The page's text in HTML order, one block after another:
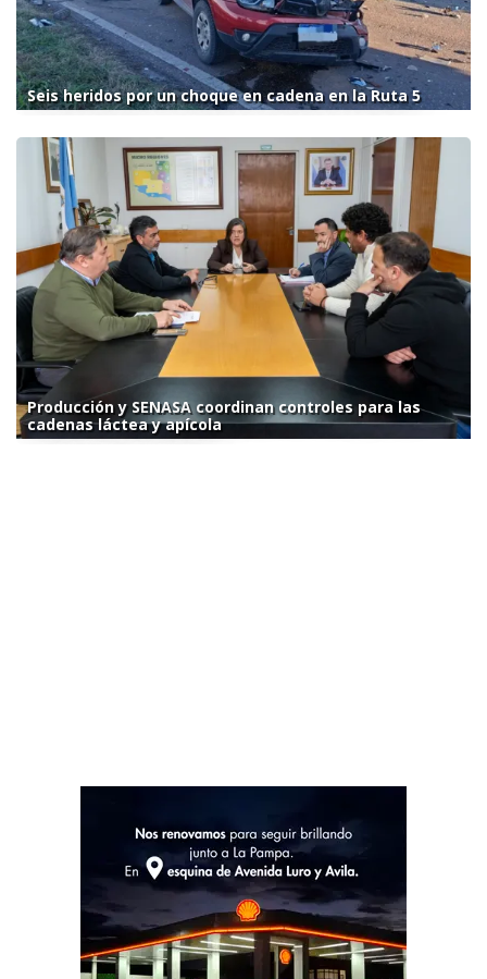
Seis heridos por un choque en cadena en la Ruta 5
Producción y SENASA coordinan controles para las
cadenas láctea y apícola